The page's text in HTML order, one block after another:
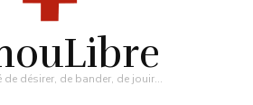
de désirer, de bander, de jouir…